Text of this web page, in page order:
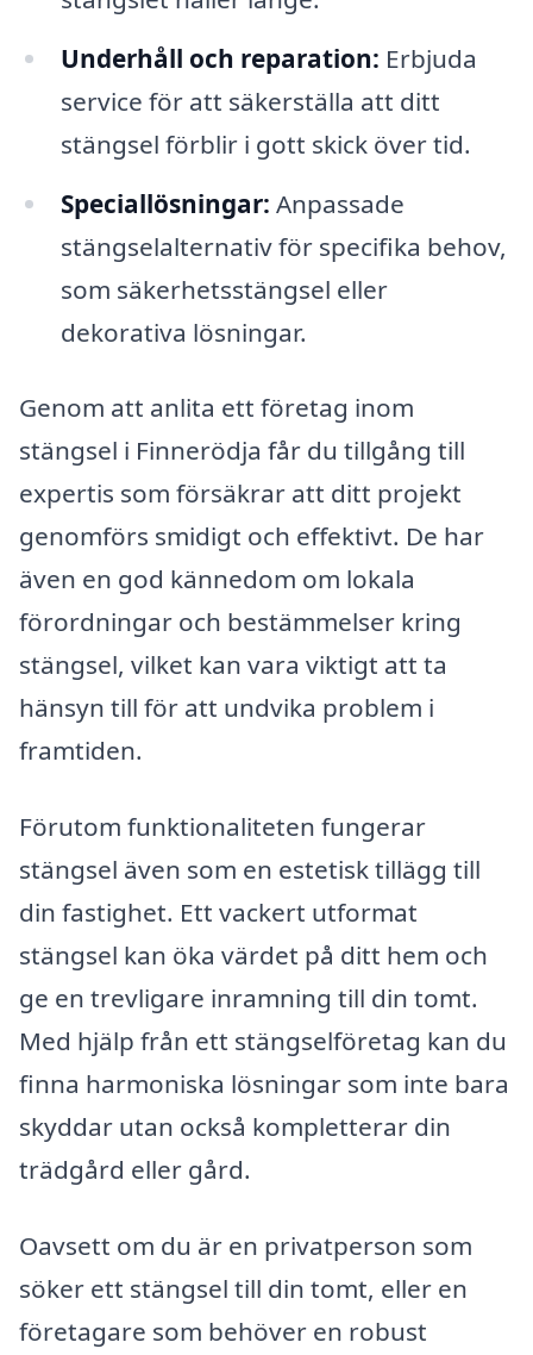
Underhåll och reparation: Erbjuda
service för att säkerställa att ditt
stängsel förblir i gott skick över tid.
Speciallösningar: Anpassade
stängselalternativ för specifika behov,
som säkerhetsstängsel eller
dekorativa lösningar.
Genom att anlita ett företag inom
stängsel i Finnerödja får du tillgång till
expertis som försäkrar att ditt projekt
genomförs smidigt och effektivt. De har
även en god kännedom om lokala
förordningar och bestämmelser kring
stängsel, vilket kan vara viktigt att ta
hänsyn till för att undvika problem i
framtiden.
Förutom funktionaliteten fungerar
stängsel även som en estetisk tillägg till
din fastighet. Ett vackert utformat
stängsel kan öka värdet på ditt hem och
ge en trevligare inramning till din tomt.
Med hjälp från ett stängselföretag kan du
finna harmoniska lösningar som inte bara
skyddar utan också kompletterar din
trädgård eller gård.
Oavsett om du är en privatperson som
söker ett stängsel till din tomt, eller en
företagare som behöver en robust